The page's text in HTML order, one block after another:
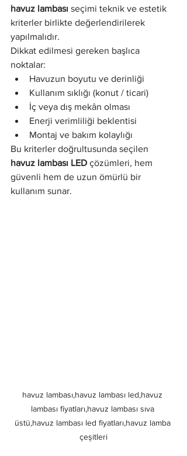
havuz lambası seçimi teknik ve estetik
kriterler birlikte değerlendirilerek
yapılmalıdır.
Dikkat edilmesi gereken başlıca
noktalar:
Havuzun boyutu ve derinliği
Kullanım sıklığı (konut / ticari)
İç veya dış mekân olması
Enerji verimliliği beklentisi
Montaj ve bakım kolaylığı
Bu kriterler doğrultusunda seçilen
havuz lambası LED çözümleri, hem
güvenli hem de uzun ömürlü bir
kullanım sunar.
havuz lambası,havuz lambası led,havuz
lambası fiyatları,havuz lambası sıva
üstü,havuz lambası led fiyatları,havuz lamba
çeşitleri